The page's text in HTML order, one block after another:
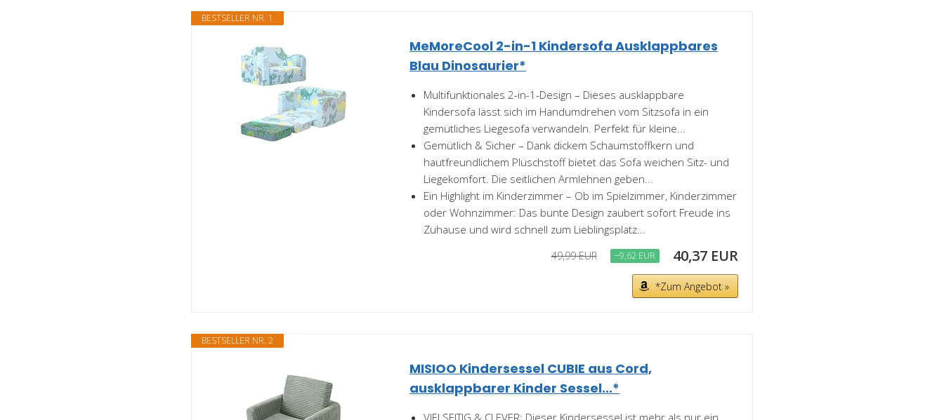
BESTSELLER NR. 1
MeMoreCool 2-in-1 Kindersofa Ausklappbares
Blau Dinosaurier*
Multifunktionales 2-in-1-Design – Dieses ausklappbare
Kindersofa lässt sich im Handumdrehen vom Sitzsofa in ein
gemütliches Liegesofa verwandeln. Perfekt für kleine...
Gemütlich & Sicher – Dank dickem Schaumstoffkern und
hautfreundlichem Plüschstoff bietet das Sofa weichen Sitz- und
Liegekomfort. Die seitlichen Armlehnen geben...
Ein Highlight im Kinderzimmer – Ob im Spielzimmer, Kinderzimmer
oder Wohnzimmer: Das bunte Design zaubert sofort Freude ins
Zuhause und wird schnell zum Lieblingsplatz...
49,99 EUR −9,62 EUR 40,37 EUR
*Zum Angebot »
BESTSELLER NR. 2
MISIOO Kindersessel CUBIE aus Cord,
ausklappbarer Kinder Sessel...*
VIELSEITIG & CLEVER: Dieser Kindersessel ist mehr als nur ein